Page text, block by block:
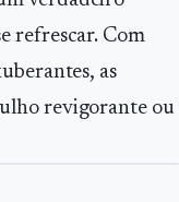
refrescar. Com
as
revigorante ou